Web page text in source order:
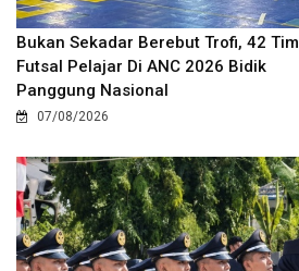
Bukan Sekadar Berebut Trofi, 42 Tim
Futsal Pelajar Di ANC 2026 Bidik
Panggung Nasional
07/08/2026